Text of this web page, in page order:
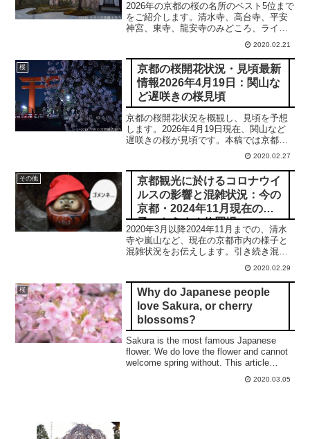
2026年の京都の桜の名所のベスト5位まで
をご紹介します。清水寺、高台寺、平安
神宮、東寺、龍安寺のみどころ、ライト
アップの有無、アクセスなどをご紹介し
2020.02.21
桜
京都の桜開花状況・見頃最新
情報2026年4月19日：関山な
ど遅咲きの桜見頃
京都の桜開花状況を概観し、見頃を予想
します。2026年4月19日現在、関山など
遅咲きの桜が見頃です。本稿では京都の
桜の開花状況を3月末の河津桜から4月末
の御室桜、北野桜まで、2026年の開花を
予想します。
2020.02.27
その他
京都観光に於けるコロナウイ
ルスの影響と混雑状況：今の
京都・2024年11月現在の様
子：もうすぐ修羅場
2020年3月以降2024年11月までの、清水
寺や嵐山など、現在の京都市内の様子と
混雑状況をお伝えします。引き続き混雑
2020.02.29
桜
Why do Japanese people
love Sakura, or cherry
blossoms?
Sakura is the most famous Japanese
flower. We do love the flower and cannot
welcome spring without. This article
reveals the reason why Japanese poeple
do love Sakura citing an ancient poem.
2020.03.05